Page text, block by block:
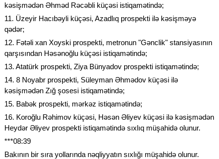
kəsişmədən Əhməd Rəcəbli küçəsi istiqamətində;
11. Üzeyir Hacıbəyli küçəsi, Azadlıq prospekti ilə kəsişməyə
qədər;
12. Fətəli xan Xoyski prospekti, metronun "Gənclik" stansiyasının
qarşısından Həsənoğlu küçəsi istiqamətində;
13. Atatürk prospekti, Ziya Bünyadov prospekti istiqamətində;
14. 8 Noyabr prospekti, Süleyman Əhmədov küçəsi ilə
kəsişmədən Zığ şosesi istiqamətində;
15. Babək prospekti, mərkəz istiqamətində;
16. Koroğlu Rəhimov küçəsi, Həsən Əliyev küçəsi ilə kəsişmədən
Heydər Əliyev prospekti istiqamətində sıxlıq müşahidə olunur.
***08:39
Bakının bir sıra yollarında nəqliyyatın sıxlığı müşahidə olunur.